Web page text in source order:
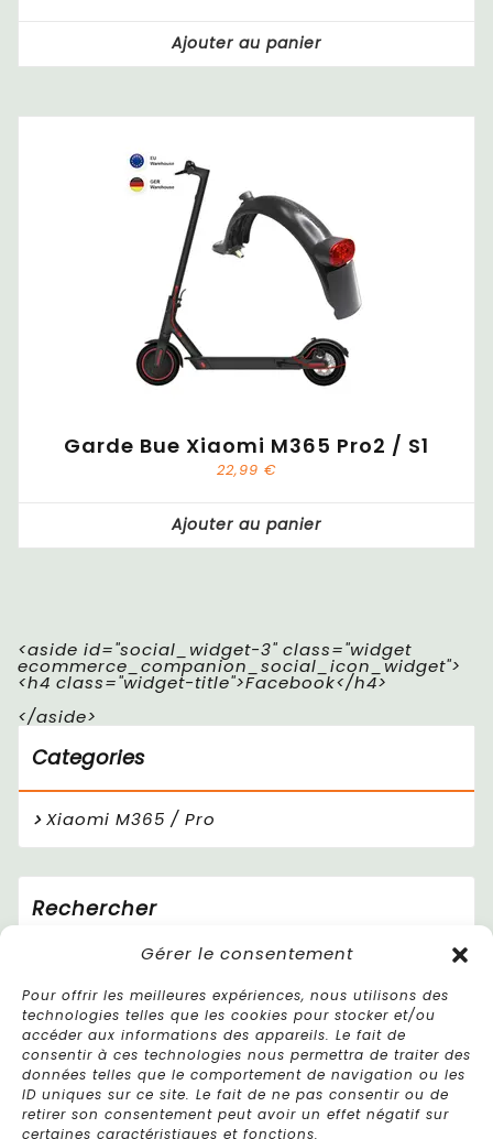
Gérer le consentement
Pour offrir les meilleures expériences, nous utilisons des
technologies telles que les cookies pour stocker et/ou
accéder aux informations des appareils. Le fait de
consentir à ces technologies nous permettra de traiter des
données telles que le comportement de navigation ou les
ID uniques sur ce site. Le fait de ne pas consentir ou de
retirer son consentement peut avoir un effet négatif sur
certaines caractéristiques et fonctions.
Ajouter au panier
Garde Bue Xiaomi M365 Pro2 / S1
22,99 €
Ajouter au panier
<aside id="social_widget-3" class="widget
ecommerce_companion_social_icon_widget">
<h4 class="widget-title">Facebook</h4>
</aside>
Categories
Xiaomi M365 / Pro
Rechercher